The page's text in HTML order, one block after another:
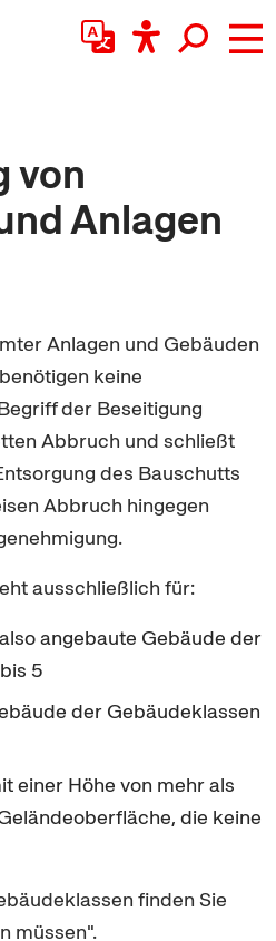
von
Anlagen
Anlagen und Gebäuden
keine
der Beseitigung
Abbruch und schließt
des Bauschutts
Abbruch hingegen
ausschließlich für:
angebaute Gebäude der
5
der Gebäudeklassen
einer Höhe von mehr als
die keine
finden Sie
müssen".